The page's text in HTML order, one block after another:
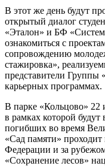
В этот же день будут
открытый диалог
«Эталон» и БФ
ознакомиться с
сопровождению
стажировка»,
представители Группы
карьерных программах.
В парке «Кольцово» 22
в рамках которой
погибших во время
«Сад памяти» проходит
Федерации и за
«Сохранение лесов»